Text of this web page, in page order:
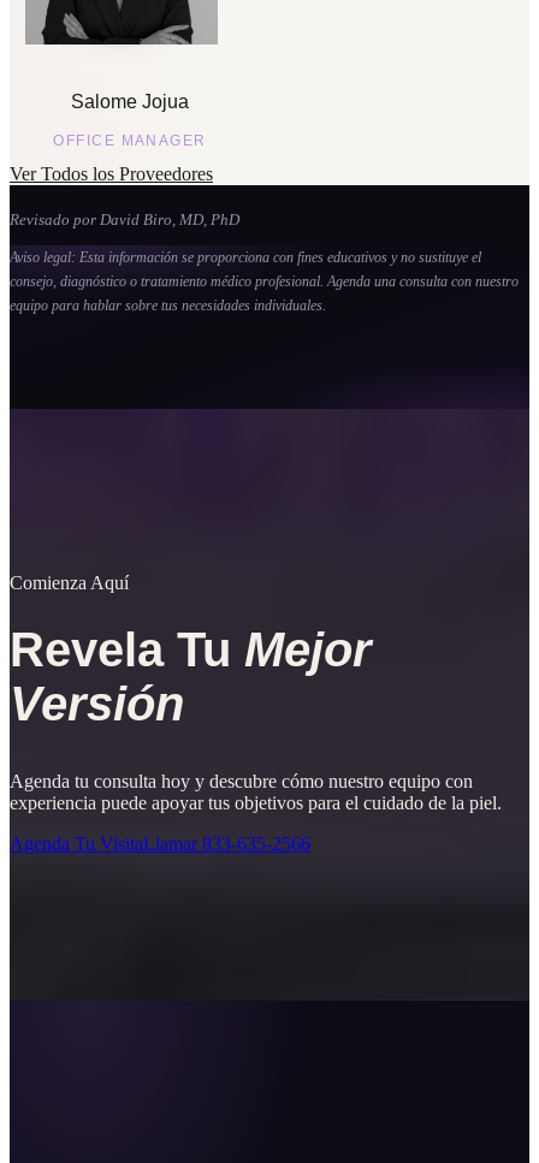
Salome Jojua
OFFICE MANAGER
Ver Todos los Proveedores
Revisado por David Biro, MD, PhD
Aviso legal: Esta información se proporciona con fines educativos y no sustituye el
consejo, diagnóstico o tratamiento médico profesional. Agenda una consulta con nuestro
equipo para hablar sobre tus necesidades individuales.
Comienza Aquí
Revela Tu Mejor
Versión
Agenda tu consulta hoy y descubre cómo nuestro equipo con
experiencia puede apoyar tus objetivos para el cuidado de la piel.
Agenda Tu VisitaLlamar833-635-2566